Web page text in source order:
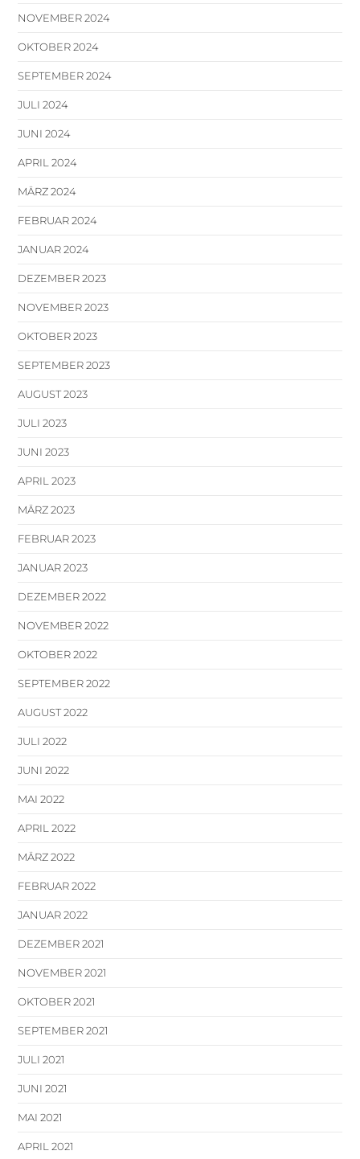
NOVEMBER 2024
OKTOBER 2024
SEPTEMBER 2024
JULI 2024
JUNI 2024
APRIL 2024
MÄRZ 2024
FEBRUAR 2024
JANUAR 2024
DEZEMBER 2023
NOVEMBER 2023
OKTOBER 2023
SEPTEMBER 2023
AUGUST 2023
JULI 2023
JUNI 2023
APRIL 2023
MÄRZ 2023
FEBRUAR 2023
JANUAR 2023
DEZEMBER 2022
NOVEMBER 2022
OKTOBER 2022
SEPTEMBER 2022
AUGUST 2022
JULI 2022
JUNI 2022
MAI 2022
APRIL 2022
MÄRZ 2022
FEBRUAR 2022
JANUAR 2022
DEZEMBER 2021
NOVEMBER 2021
OKTOBER 2021
SEPTEMBER 2021
JULI 2021
JUNI 2021
MAI 2021
APRIL 2021